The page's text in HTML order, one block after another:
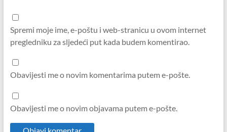
Spremi moje ime, e-poštu i web-stranicu u ovom internet
pregledniku za sljedeći put kada budem komentirao.
Obavijesti me o novim komentarima putem e-pošte.
Obavijesti me o novim objavama putem e-pošte.